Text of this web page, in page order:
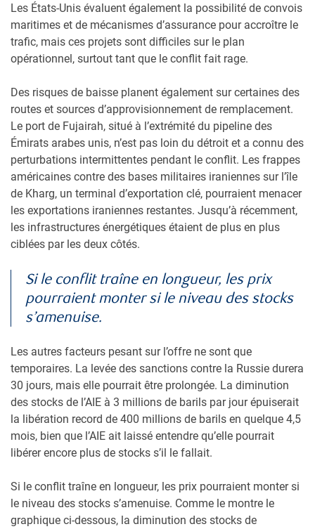
Les États-Unis évaluent également la possibilité de convois
maritimes et de mécanismes d’assurance pour accroître le
trafic, mais ces projets sont difficiles sur le plan
opérationnel, surtout tant que le conflit fait rage.
Des risques de baisse planent également sur certaines des
routes et sources d’approvisionnement de remplacement.
Le port de Fujairah, situé à l’extrémité du pipeline des
Émirats arabes unis, n’est pas loin du détroit et a connu des
perturbations intermittentes pendant le conflit. Les frappes
américaines contre des bases militaires iraniennes sur l’île
de Kharg, un terminal d’exportation clé, pourraient menacer
les exportations iraniennes restantes. Jusqu’à récemment,
les infrastructures énergétiques étaient de plus en plus
ciblées par les deux côtés.
Si le conflit traîne en longueur, les prix
pourraient monter si le niveau des stocks
s’amenuise.
Les autres facteurs pesant sur l’offre ne sont que
temporaires. La levée des sanctions contre la Russie durera
30 jours, mais elle pourrait être prolongée. La diminution
des stocks de l’AIE à 3 millions de barils par jour épuiserait
la libération record de 400 millions de barils en quelque 4,5
mois, bien que l’AIE ait laissé entendre qu’elle pourrait
libérer encore plus de stocks s’il le fallait.
Si le conflit traîne en longueur, les prix pourraient monter si
le niveau des stocks s’amenuise. Comme le montre le
graphique ci-dessous, la diminution des stocks de